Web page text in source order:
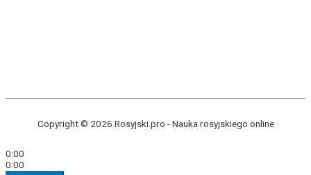
Copyright © 2026 Rosyjski.pro -Nauka rosyjskiego online
0:00
0:00